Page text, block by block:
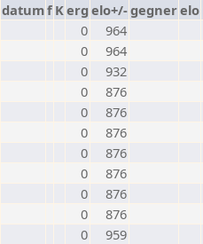
datumf Kerg elo+/-gegnerelo
0
964
0
964
0
932
0
876
0
876
0
876
0
876
0
876
0
876
0
876
0
959